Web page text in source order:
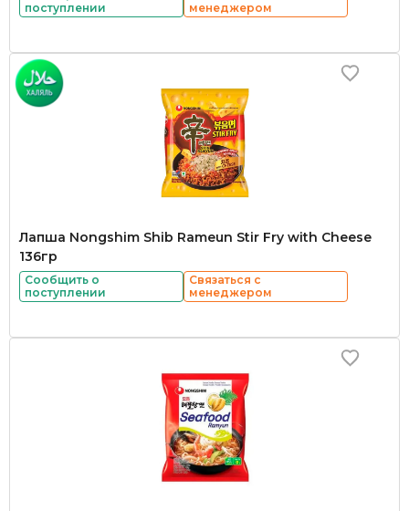
поступлении
менеджером
Лапша Nongshim Shib Rameun Stir Fry with Cheese
136гр
Сообщить о
поступлении
Связаться с
менеджером